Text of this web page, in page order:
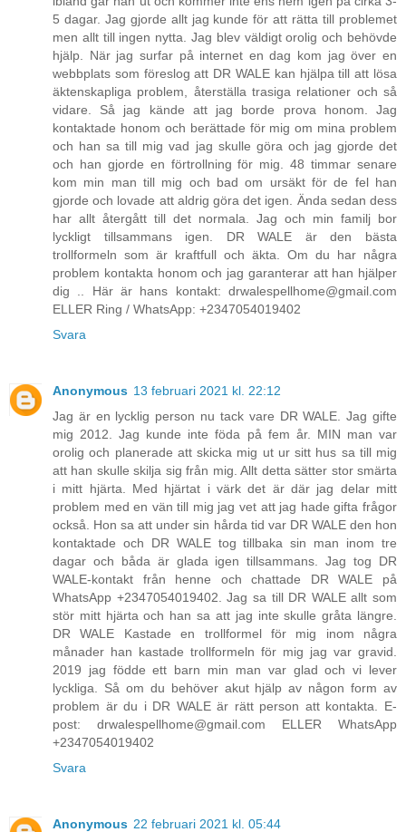
5 dagar. Jag gjorde allt jag kunde för att rätta till problemet
men allt till ingen nytta. Jag blev väldigt orolig och behövde
hjälp. När jag surfar på internet en dag kom jag över en
webbplats som föreslog att DR WALE kan hjälpa till att lösa
äktenskapliga problem, återställa trasiga relationer och så
vidare. Så jag kände att jag borde prova honom. Jag
kontaktade honom och berättade för mig om mina problem
och han sa till mig vad jag skulle göra och jag gjorde det
och han gjorde en förtrollning för mig. 48 timmar senare
kom min man till mig och bad om ursäkt för de fel han
gjorde och lovade att aldrig göra det igen. Ända sedan dess
har allt återgått till det normala. Jag och min familj bor
lyckligt tillsammans igen. DR WALE är den bästa
trollformeln som är kraftfull och äkta. Om du har några
problem kontakta honom och jag garanterar att han hjälper
dig .. Här är hans kontakt: drwalespellhome@gmail.com
ELLER Ring / WhatsApp: +2347054019402
Svara
Anonymous 13 februari 2021 kl. 22:12
Jag är en lycklig person nu tack vare DR WALE. Jag gifte
mig 2012. Jag kunde inte föda på fem år. MIN man var
orolig och planerade att skicka mig ut ur sitt hus sa till mig
att han skulle skilja sig från mig. Allt detta sätter stor smärta
i mitt hjärta. Med hjärtat i värk det är där jag delar mitt
problem med en vän till mig jag vet att jag hade gifta frågor
också. Hon sa att under sin hårda tid var DR WALE den hon
kontaktade och DR WALE tog tillbaka sin man inom tre
dagar och båda är glada igen tillsammans. Jag tog DR
WALE-kontakt från henne och chattade DR WALE på
WhatsApp +2347054019402. Jag sa till DR WALE allt som
stör mitt hjärta och han sa att jag inte skulle gråta längre.
DR WALE Kastade en trollformel för mig inom några
månader han kastade trollformeln för mig jag var gravid.
2019 jag födde ett barn min man var glad och vi lever
lyckliga. Så om du behöver akut hjälp av någon form av
problem är du i DR WALE är rätt person att kontakta. E-
post: drwalespellhome@gmail.com ELLER WhatsApp
+2347054019402
Svara
Anonymous 22 februari 2021 kl. 05:44